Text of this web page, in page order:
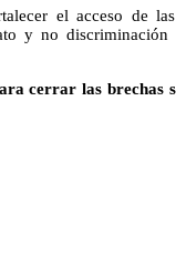
el acceso de
y no discriminación
cerrar las brechas